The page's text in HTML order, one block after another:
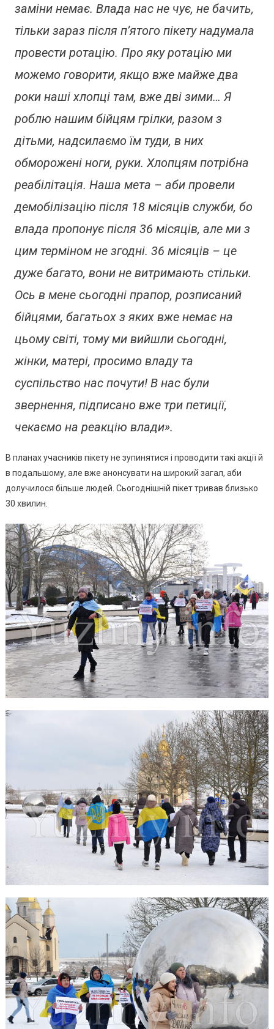
заміни немає. Влада нас не чує, не бачить,
тільки зараз після п’ятого пікету надумала
провести ротацію. Про яку ротацію ми
можемо говорити, якщо вже майже два
роки наші хлопці там, вже дві зими… Я
роблю нашим бійцям грілки, разом з
дітьми, надсилаємо їм туди, в них
обморожені ноги, руки. Хлопцям потрібна
реабілітація. Наша мета – аби провели
демобілізацію після 18 місяців служби, бо
влада пропонує після 36 місяців, але ми з
цим терміном не згодні. 36 місяців – це
дуже багато, вони не витримають стільки.
Ось в мене сьогодні прапор, розписаний
бійцями, багатьох з яких вже немає на
цьому світі, тому ми вийшли сьогодні,
жінки, матері, просимо владу та
суспільство нас почути! В нас були
звернення, підписано вже три петиції,
чекаємо на реакцію влади».
В планах учасників пікету не зупинятися і проводити такі акції й
в подальшому, але вже анонсувати на широкий загал, аби
долучилося більше людей. Сьогоднішній пікет тривав близько
30 хвилин.